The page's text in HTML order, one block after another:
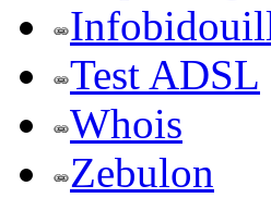
Test ADSL
Whois
Zebulon